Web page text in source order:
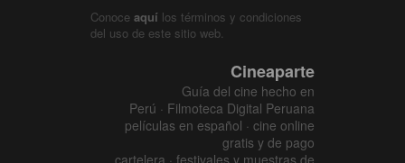
Conoce aquí los términos y condiciones
del uso de este sitio web.
Cineaparte
Guía del cine hecho en
Perú · Filmoteca Digital Peruana
películas en español · cine online
gratis y de pago